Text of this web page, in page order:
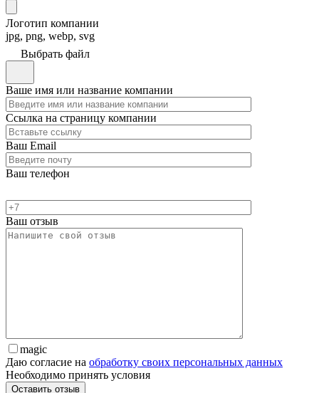
Логотип компании
jpg, png, webp, svg
Выбрать файл
Ваше имя или название компании
Ссылка на страницу компании
Ваш Email
Ваш телефон
Ваш отзыв
magic
Даю согласие на обработку своих персональных данных
Необходимо принять условия